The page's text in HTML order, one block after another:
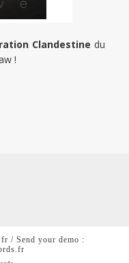
Clandestine du
!
/ Send your demo :